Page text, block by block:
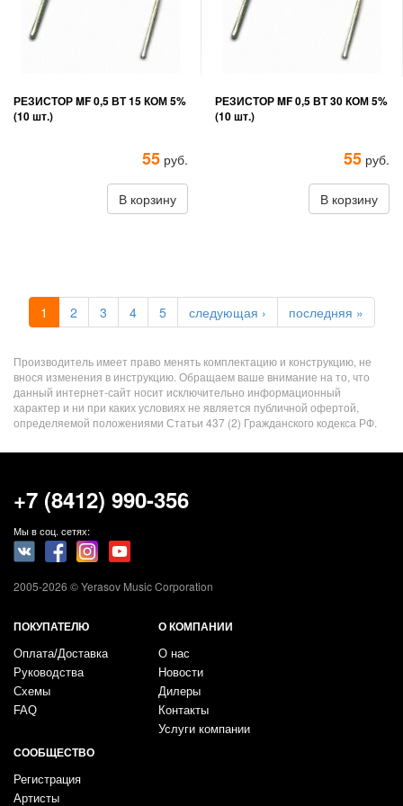
РЕЗИСТОР MF 0,5 ВТ 15 КОМ 5%
(10 шт.)
55 руб.
В корзину
РЕЗИСТОР MF 0,5 ВТ 30 КОМ 5%
(10 шт.)
55 руб.
В корзину
1 2 3 4 5 следующая › последняя »
Производитель имеет право менять комплектацию и конструкцию, не
внося изменения в инструкцию. Обращаем ваше внимание на то, что
данный интернет-сайт носит исключительно информационный
характер и ни при каких условиях не является публичной офертой,
определяемой положениями Статьи 437 (2) Гражданского кодекса РФ.
+7 (8412) 990-356
Мы в соц. сетях:
2005-2026 © Yerasov Music Corporation
ПОКУПАТЕЛЮ
Оплата/Доставка
Руководства
Схемы
FAQ
О КОМПАНИИ
О нас
Новости
Дилеры
Контакты
Услуги компании
СООБЩЕСТВО
Регистрация
Артисты